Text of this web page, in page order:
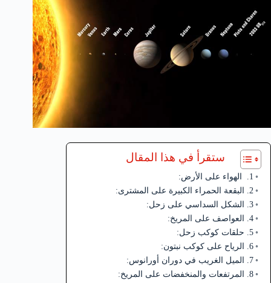
ستقرأ في هذا المقال
1. الهواء على الأرض:
2. البقعة الحمراء الكبيرة على المشترى:
3. الشكل السداسي على زحل:
4. العواصف على المريخ:
5. حلقات كوكب زحل:
6. الرياح على كوكب نبتون:
7. الميل الغريب في دوران أورانوس:
8. المرتفعات والمنخفضات على المريخ: